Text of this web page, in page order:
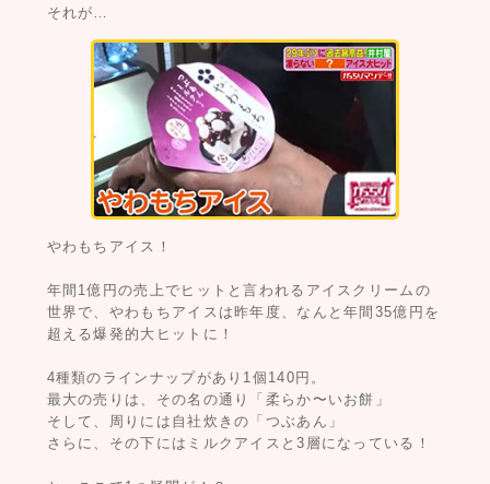
それが…
やわもちアイス！
年間1億円の売上でヒットと言われるアイスクリームの
世界で、やわもちアイスは昨年度、なんと年間35億円を
超える爆発的大ヒットに！
4種類のラインナップがあり1個140円。
最大の売りは、その名の通り「柔らか〜いお餅」
そして、周りには自社炊きの「つぶあん」
さらに、その下にはミルクアイスと3層になっている！